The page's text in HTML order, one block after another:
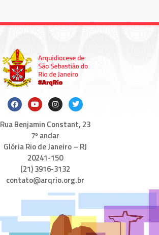
Rua Benjamin Constant, 23
7º andar
Glória Rio de Janeiro – RJ
20241-150
(21) 3916-3132
contato@arqrio.org.br